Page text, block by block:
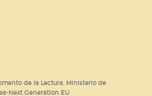
de la Lectura, Ministerio de
Next Generation EU